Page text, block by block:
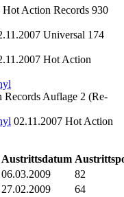
Hot Action Records 930
Universal 174
Hot Action
Records Auflage 2 (Re-
02.11.2007 Hot Action
Austrittsdatum
06.03.2009
82
27.02.2009
64